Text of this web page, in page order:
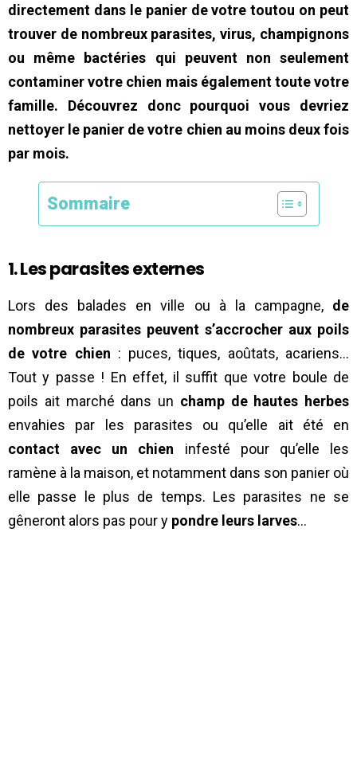
directement dans le panier de votre toutou on peut
trouver de nombreux parasites, virus, champignons
ou même bactéries qui peuvent non seulement
contaminer votre chien mais également toute votre
famille. Découvrez donc pourquoi vous devriez
nettoyer le panier de votre chien au moins deux fois
par mois.
Sommaire
1. Les parasites externes
Lors des balades en ville ou à la campagne, de
nombreux parasites peuvent s’accrocher aux poils
de votre chien : puces, tiques, aoûtats, acariens…
Tout y passe ! En effet, il suffit que votre boule de
poils ait marché dans un champ de hautes herbes
envahies par les parasites ou qu’elle ait été en
contact avec un chien infesté pour qu’elle les
ramène à la maison, et notamment dans son panier où
elle passe le plus de temps. Les parasites ne se
gêneront alors pas pour y pondre leurs larves…